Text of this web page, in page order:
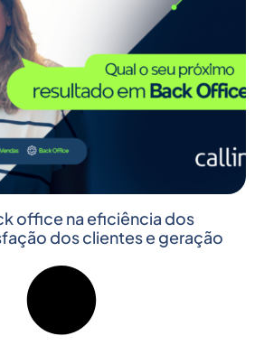
office na eficiência dos
dos clientes e geração